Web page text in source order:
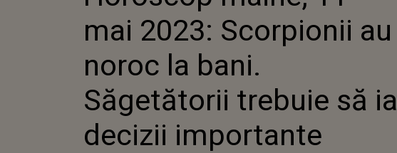
DECIZII IMPORTANTE
mai 2023: Scorpionii au
noroc la bani.
Săgetătorii trebuie să ia
decizii importante